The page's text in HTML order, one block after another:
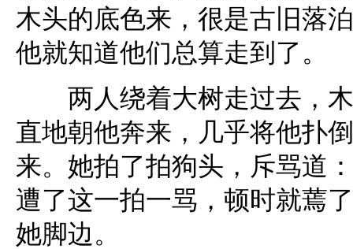
木头的底色来，很是古旧落
他就知道他们总算走到了。
两人绕着大树走过去，木
直地朝他奔来，几乎将他扑
来。她拍了拍狗头，斥骂道
遭了这一拍一骂，顿时就蔫
她脚边。